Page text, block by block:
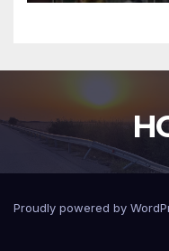
Proudly powered by